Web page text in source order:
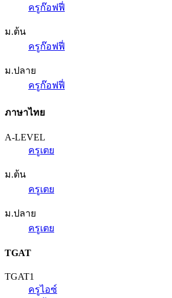
ครูก๊อฟฟี่
ม.ต้น
ครูก๊อฟฟี่
ม.ปลาย
ครูก๊อฟฟี่
ภาษาไทย
A-LEVEL
ครูเตย
ม.ต้น
ครูเตย
ม.ปลาย
ครูเตย
TGAT
TGAT1
ครูไอซ์